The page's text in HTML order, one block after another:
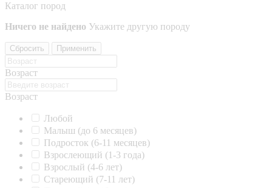
Каталог пород
Ничего не найдено Укажите другую породу
Сбросить Применить
Возраст
Возраст
Любой
Малыш (до 6 месяцев)
Подросток (6-11 месяцев)
Взрослеющий (1-3 года)
Взрослый (4-6 лет)
Стареющий (7-11 лет)